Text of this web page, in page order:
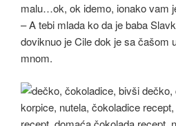
malu…ok, ok idemo, ionako vam
– A tebi mlada ko da je baba
doviknuo je Cile dok je sa čašom
mnom.